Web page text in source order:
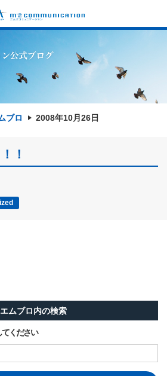
ブロ 2008年10月26日
！
エムブロ内の検索
ください